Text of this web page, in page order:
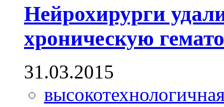
Нейрохирурги
хроническую
31.03.2015